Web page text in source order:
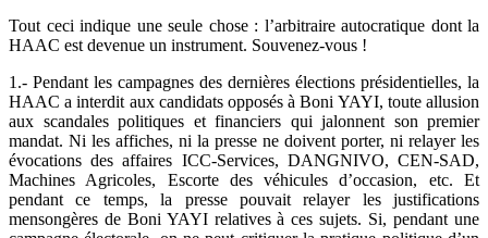
Tout ceci indique une seule chose : l’arbitraire autocratique dont la
HAAC est devenue un instrument. Souvenez-vous !
1.- Pendant les campagnes des dernières élections présidentielles, la
HAAC a interdit aux candidats opposés à Boni YAYI, toute allusion
aux scandales politiques et financiers qui jalonnent son premier
mandat. Ni les affiches, ni la presse ne doivent porter, ni relayer les
évocations des affaires ICC-Services, DANGNIVO, CEN-SAD,
Machines Agricoles, Escorte des véhicules d’occasion, etc. Et
pendant ce temps, la presse pouvait relayer les justifications
mensongères de Boni YAYI relatives à ces sujets. Si, pendant une